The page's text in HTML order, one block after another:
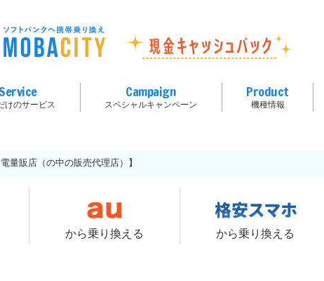
けのサービス
Campaign
スペシャルキャンペーン
Product
機種情報
電量販店（の中の販売代理店）】
から乗り換える から乗り換える